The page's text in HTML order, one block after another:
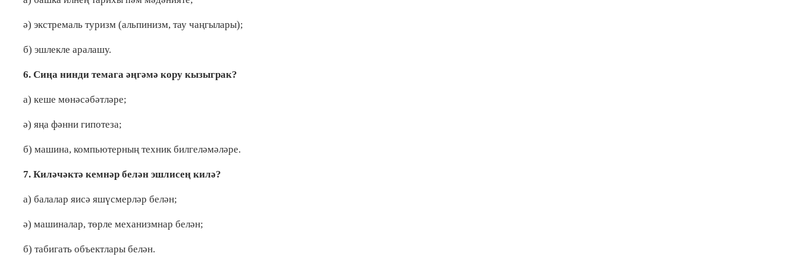
ә) экстремаль туризм (альпинизм, тау чаңгылары);
б) эшлекле аралашу.
6. Сиңа нинди темага әңгәмә кору кызыграк?
а) кеше мөнәсәбәтләре;
ә) яңа фәнни гипотеза;
б) машина, компьютерның техник билгеләмәләре.
7. Киләчәктә кемнәр белән эшлисең килә?
а) балалар яисә яшүсмерләр белән;
ә) машиналар, төрле механизмнар белән;
б) табигать объектлары белән.